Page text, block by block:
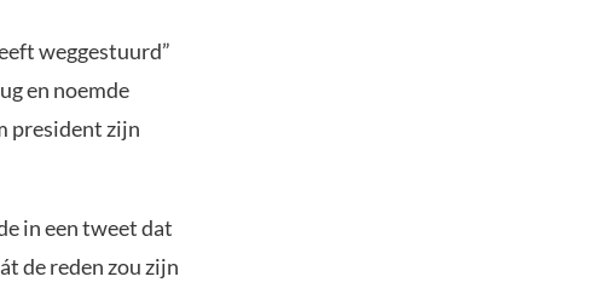
weggestuurd”
en noemde
president zijn
in een tweet dat
de reden zou zijn